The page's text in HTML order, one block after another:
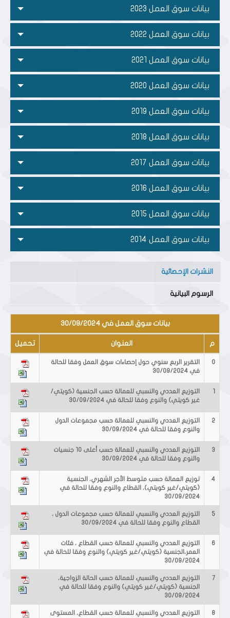
بيانات سوق العمل 2023
بيانات سوق العمل 2022
بيانات سوق العمل 2021
بيانات سوق العمل 2020
بيانات سوق العمل 2019
بيانات سوق العمل 2018
بيانات سوق العمل 2017
بيانات سوق العمل 2016
بيانات سوق العمل 2015
بيانات سوق العمل 2014
النشرات الإحصائية
الرسوم البيانية
بيانات سوق العمل في 30/09/2024
م العنوان تحميل
0
التقرير الربع سنوي حول إحصاءات سوق العمل وفقا للحالة
في 30/09/2024
1
التوزيع العددي والنسبي للعمالة حسب الجنسية (كويتي/
غير كويتي) والنوع وفقا للحالة في 30/09/2024
2
التوزيع العددي والنسبي للعمالة حسب مجموعات الدول
والنوع وفقا للحالة في 30/09/2024
3
التوزيع العددي والنسبي للعمالة حسب أعلى 10 جنسيات
والنوع وفقا للحالة في 30/09/2024
4
توزيع العمالة حسب متوسط الأجر الشهري، الجنسية
(كويتي/غير كويتي)، القطاع والنوع وفقا للحالة في
30/09/2024
5
التوزيع العددي والنسبي للعمالة حسب مجموعات الدول ،
القطاع والنوع وفقا للحالة في 30/09/2024
6
التوزيع العددي والنسبي للعمالة حسب القطاع ، فئات
العمر،الجنسية (كويتي/غير كويتي) والنوع وفقا للحالة في
30/09/2024
7
التوزيع العددي والنسبي للعمالة حسب الحالة الزواجية،
الجنسية (كويتي/غير كويتي) والنوع وفقا للحالة في
30/09/2024
8
التوزيع العددي والنسبي للعمالة حسب القطاع، المستوى